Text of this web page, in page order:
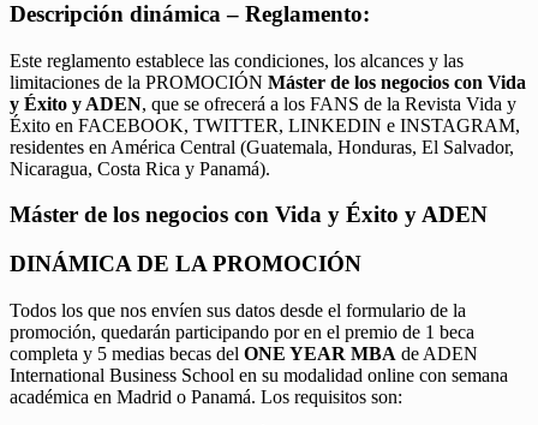
Descripción dinámica – Reglamento:
Este reglamento establece las condiciones, los alcances y las
limitaciones de la PROMOCIÓN Máster de los negocios con Vida
y Éxito y ADEN, que se ofrecerá a los FANS de la Revista Vida y
Éxito en FACEBOOK, TWITTER, LINKEDIN e INSTAGRAM,
residentes en América Central (Guatemala, Honduras, El Salvador,
Nicaragua, Costa Rica y Panamá).
Máster de los negocios con Vida y Éxito y ADEN
DINÁMICA DE LA PROMOCIÓN
Todos los que nos envíen sus datos desde el formulario de la
promoción, quedarán participando por en el premio de 1 beca
completa y 5 medias becas del ONE YEAR MBA de ADEN
International Business School en su modalidad online con semana
académica en Madrid o Panamá. Los requisitos son: